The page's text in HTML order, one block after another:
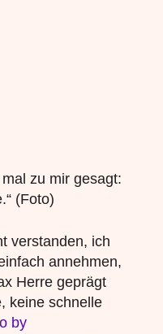
zu mir gesagt:
“ (Foto)
verstanden, ich
annehmen,
Herre geprägt
keine schnelle
by